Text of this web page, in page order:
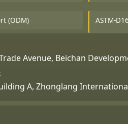
(ODM) ASTM-
Avenue, Beichan
A, Zhonglang